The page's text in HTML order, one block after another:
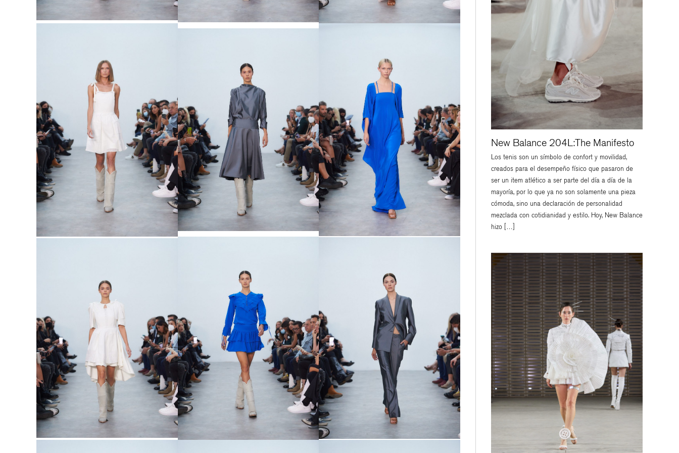
New Balance 204L:The Manifesto
Los tenis son un símbolo de confort y movilidad,
creados para el desempeño físico que pasaron de
ser un item atlético a ser parte del día a día de la
mayoría, por lo que ya no son solamente una pieza
cómoda, sino una declaración de personalidad
mezclada con cotidianidad y estilo. Hoy, New Balance
hizo […]